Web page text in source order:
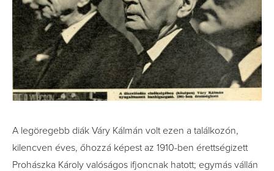
A legöregebb diák Váry Kálmán volt ezen a találkozón,
kilencven éves, őhozzá képest az 1910-ben érettségizett
Prohászka Károly valóságos ifjoncnak hatott; egymás vállán